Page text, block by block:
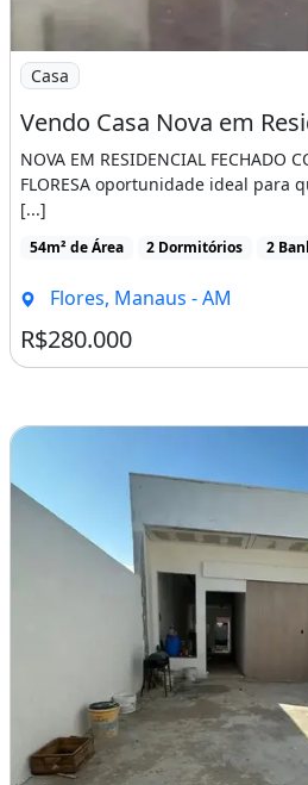
Imagem: Vendo Casa Nova em
Casa
NOVA EM RESIDENCIAL FECHADO
FLORESA oportunidade ideal para
[...]
54m² de Área 2 Dormitórios 2
Flores, Manaus - AM
R$280.000